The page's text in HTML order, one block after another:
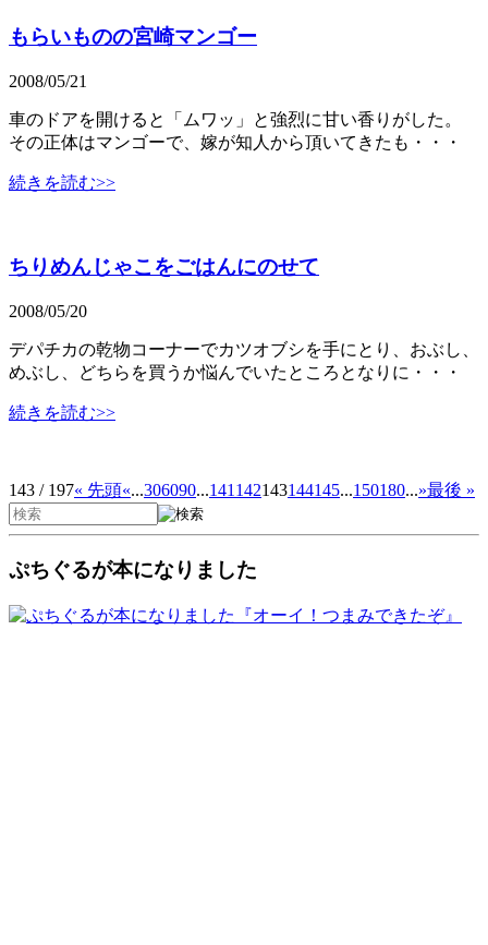
もらいものの宮崎マンゴー
2008/05/21
車のドアを開けると「ムワッ」と強烈に甘い香りがした。
その正体はマンゴーで、嫁が知人から頂いてきたも・・・
続きを読む>>
ちりめんじゃこをごはんにのせて
2008/05/20
デパチカの乾物コーナーでカツオブシを手にとり、おぶし、
めぶし、どちらを買うか悩んでいたところとなりに・・・
続きを読む>>
143 / 197« 先頭«...306090...141 142143144145...150180...»最後 »
ぷちぐるが本になりました